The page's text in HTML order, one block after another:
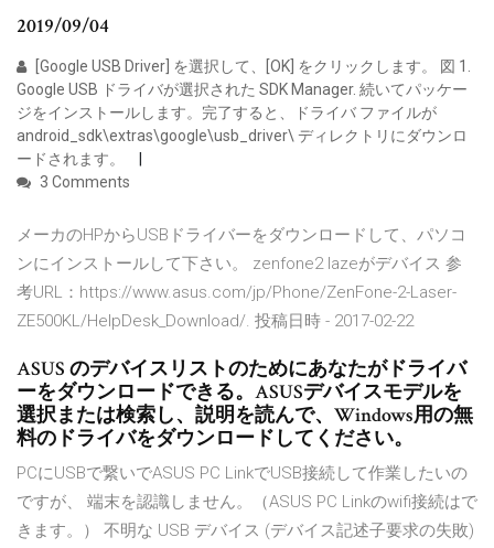
2019/09/04
[Google USB Driver] を選択して、[OK] をクリックします。 図 1.
Google USB ドライバが選択された SDK Manager. 続いてパッケー
ジをインストールします。完了すると、ドライバ ファイルが
android_sdk\extras\google\usb_driver\ ディレクトリにダウンロ
ードされます。
3 Comments
メーカのHPからUSBドライバーをダウンロードして、パソコ
ンにインストールして下さい。 zenfone2 lazeがデバイス 参
考URL：https://www.asus.com/jp/Phone/ZenFone-2-Laser-
ZE500KL/HelpDesk_Download/. 投稿日時 - 2017-02-22
ASUS のデバイスリストのためにあなたがドライバ
ーをダウンロードできる。ASUSデバイスモデルを
選択または検索し、説明を読んで、Windows用の無
料のドライバをダウンロードしてください。
PCにUSBで繋いでASUS PC LinkでUSB接続して作業したいの
ですが、 端末を認識しません。（ASUS PC Linkのwifi接続はで
きます。） 不明な USB デバイス (デバイス記述子要求の失敗)